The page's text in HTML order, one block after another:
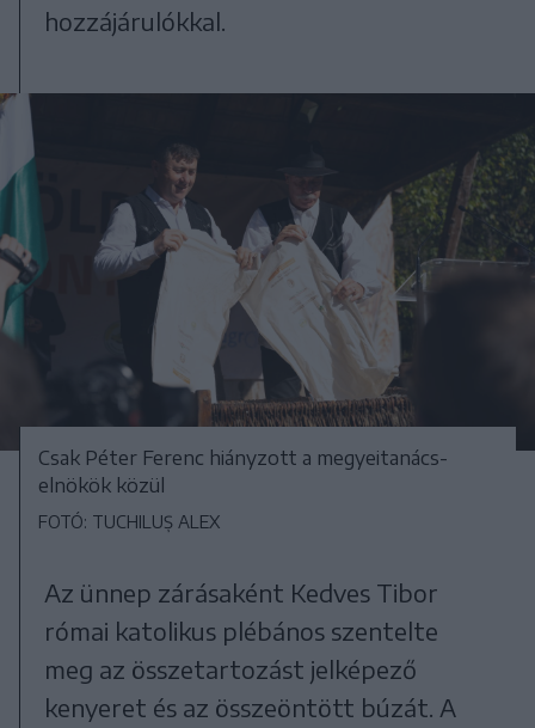
hozzájárulókkal.
Csak Péter Ferenc hiányzott a megyeitanács-
elnökök közül
FOTÓ: TUCHILUȘ ALEX
Az ünnep zárásaként Kedves Tibor
római katolikus plébános szentelte
meg az összetartozást jelképező
kenyeret és az összeöntött búzát. A